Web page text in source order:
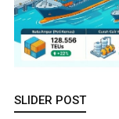
SLIDER POST